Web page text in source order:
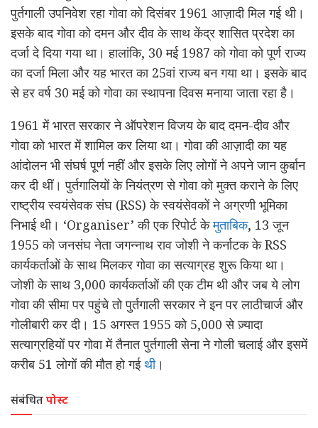
पुर्तगाली उपनिवेश रहा गोवा को दिसंबर 1961 आज़ादी मिल गई थी।
इसके बाद गोवा को दमन और दीव के साथ केंद्र शासित प्रदेश का
दर्जा दे दिया गया था। हालांकि, 30 मई 1987 को गोवा को पूर्ण राज्य
का दर्जा मिला और यह भारत का 25वां राज्य बन गया था। इसके बाद
से हर वर्ष 30 मई को गोवा का स्थापना दिवस मनाया जाता रहा है।
1961 में भारत सरकार ने ऑपरेशन विजय के बाद दमन-दीव और
गोवा को भारत में शामिल कर लिया था। गोवा की आज़ादी का यह
आंदोलन भी संघर्ष पूर्ण नहीं और इसके लिए लोगों ने अपने जान कुर्बान
कर दी थीं। पुर्तगालियों के नियंत्रण से गोवा को मुक्त कराने के लिए
राष्ट्रीय स्वयंसेवक संघ (RSS) के स्वयंसेवकों ने अग्रणी भूमिका
निभाई थी। ‘Organiser’ की एक रिपोर्ट केमुताबिक, 13 जून
1955 को जनसंघ नेता जगन्नाथ राव जोशी ने कर्नाटक के RSS
कार्यकर्ताओं के साथ मिलकर गोवा का सत्याग्रह शुरू किया था।
जोशी के साथ 3,000 कार्यकर्ताओं की एक टीम थी और जब ये लोग
गोवा की सीमा पर पहुंचे तो पुर्तगाली सरकार ने इन पर लाठीचार्ज और
गोलीबारी कर दी। 15 अगस्त 1955 को 5,000 से ज़्यादा
सत्याग्रहियों पर गोवा में तैनात पुर्तगाली सेना ने गोली चलाई और इसमें
करीब 51 लोगों की मौत हो गईथी।
संबंधितपोस्ट